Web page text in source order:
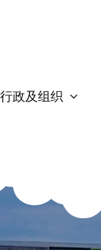
政及组织